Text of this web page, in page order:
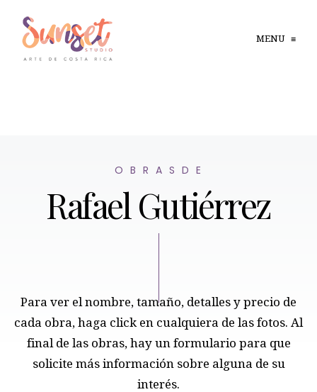
MENU ≡
O B R A S D E
Rafael Gutiérrez
Para ver el nombre, tamaño, detalles y precio de
cada obra, haga click en cualquiera de las fotos. Al
final de las obras, hay un formulario para que
solicite más información sobre alguna de su
interés.